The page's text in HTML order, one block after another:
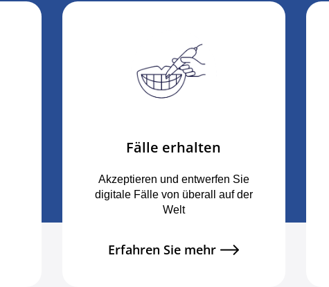
Fälle erhalten
Akzeptieren und entwerfen Sie
digitale Fälle von überall auf der
Welt
Erfahren Sie mehr